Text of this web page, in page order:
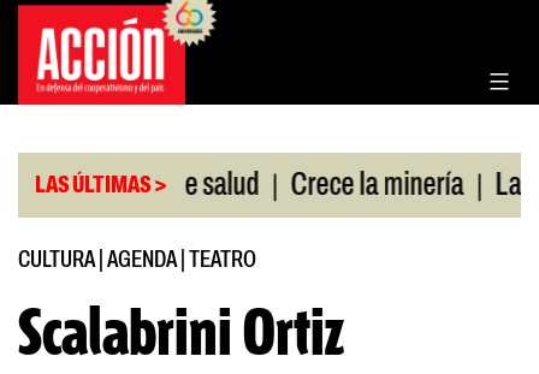
Saltar
contenido
LAS ÚLTIMAS >
de salud | Crece la minería | La
CULTURA| AGENDA| TEATRO
Scalabrini Ortiz